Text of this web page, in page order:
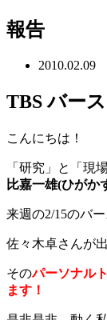
報告
2010.02.09
TBS バー
こんにちは！
「研究」と「現
比嘉一雄(ひがか
来週の2/15のバ
佐々木卓さんが
そのパーソナル
ます！